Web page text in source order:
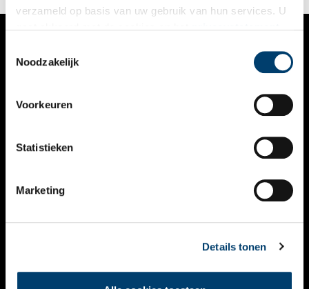
verzameld op basis van uw gebruik van hun services. U
Noodzakelijk
Voorkeuren
Statistieken
Marketing
Details tonen
VERHALEN
KALENDER
THEMA’S
VIDEO’S
CONTACT